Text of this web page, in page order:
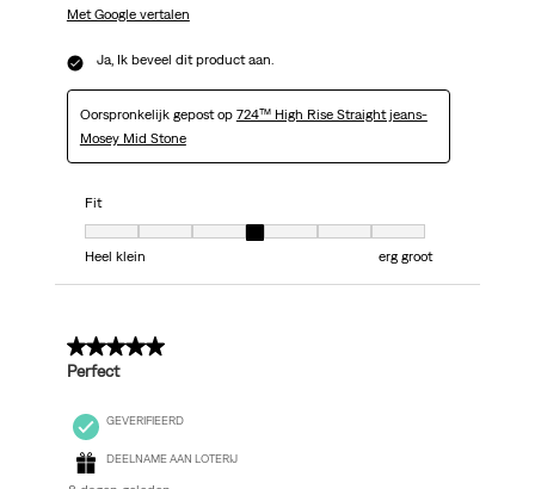
Met Google vertalen
Ja, Ik beveel dit product aan.
Oorspronkelijk gepost op 724™ High Rise Straight jeans-
Mosey Mid Stone
Fit
Fit, 4 van 7, waarbij 1 gelijk is aan Heel klein en 7 gelijk is aan erg groot
Heel klein
erg groot
5 van 5 sterren.
Perfect
GEVERIFIEERD
DEELNAME AAN LOTERIJ